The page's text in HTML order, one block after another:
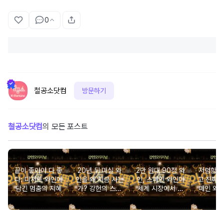
0
철공소닷컴 방문하기
철공소닷컴의 모든 포스트
끝이 좋아야 다 좋
다: 디저트 와인에
담긴 멈춤의 지혜
20년 뒤 마실 와
인을 왜 지금 사는
가? 강헌의 스페
인 와인 야부리
2만 원대 90점 와
인, 스페인 와인이
세계 시장에서 살
아남은 비결
저렴함
고 진짜
페인 와